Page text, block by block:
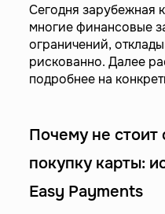
Сегодня зарубежная
многие финансовые
ограничений,
рискованно. Далее
подробнее на
Почему не стоит
покупку карты:
Easy Payments